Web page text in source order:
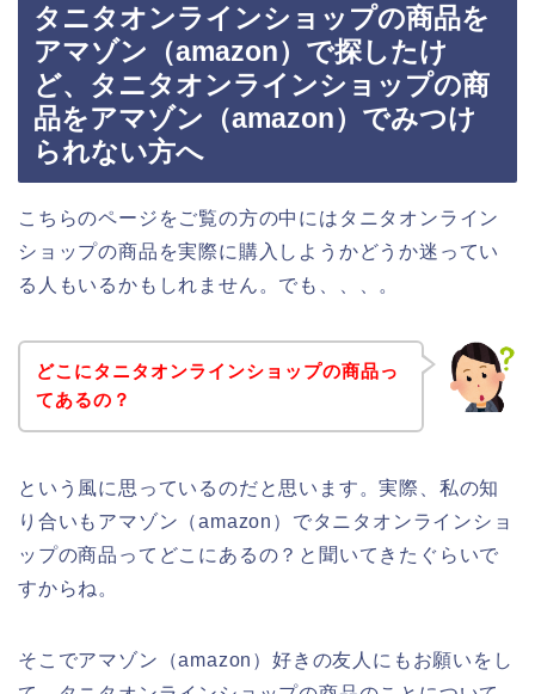
タニタオンラインショップの商品を
アマゾン（amazon）で探したけ
ど、タニタオンラインショップの商
品をアマゾン（amazon）でみつけ
られない方へ
こちらのページをご覧の方の中にはタニタオンライン
ショップの商品を実際に購入しようかどうか迷ってい
る人もいるかもしれません。でも、、、。
どこにタニタオンラインショップの商品っ
てあるの？
という風に思っているのだと思います。実際、私の知
り合いもアマゾン（amazon）でタニタオンラインショ
ップの商品ってどこにあるの？と聞いてきたぐらいで
すからね。
そこでアマゾン（amazon）好きの友人にもお願いをし